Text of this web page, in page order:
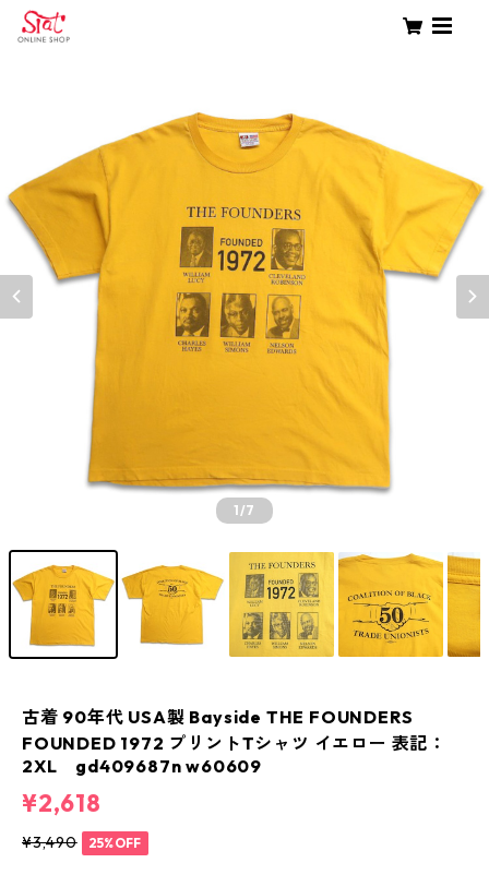
1/7
古着 90年代 USA製 Bayside THE FOUNDERS
FOUNDED 1972 プリントTシャツ イエロー 表記：
2XL gd409687n w60609
¥2,618
¥3,490 25%OFF